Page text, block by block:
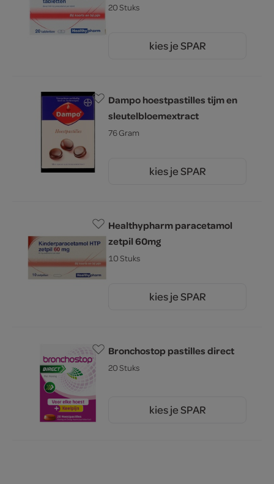
20 Stuks
kies je SPAR
Dampo hoestpastilles tijm en
sleutelbloemextract
76 Gram
kies je SPAR
Healthypharm paracetamol
zetpil 60mg
10 Stuks
kies je SPAR
Bronchostop pastilles direct
20 Stuks
kies je SPAR